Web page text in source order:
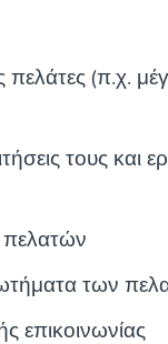
(π.χ.
τους και
πελατών
των
επικοινωνίας